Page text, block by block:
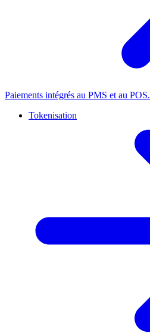
Paiements intégrés au PMS et au POS.
Tokenisation